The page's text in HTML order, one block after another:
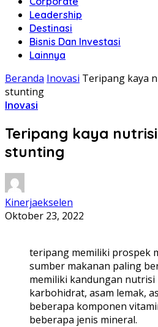
Leadership
Destinasi
Bisnis Dan Investasi
Lainnya
Beranda Inovasi Teripang kaya
stunting
Inovasi
Teripang kaya
stunting
Kinerjaekselen
Oktober 23, 2022
teripang memiliki prospek
sumber makanan paling
memiliki kandungan nutrisi
karbohidrat, asam lemak,
beberapa komponen
beberapa jenis mineral.